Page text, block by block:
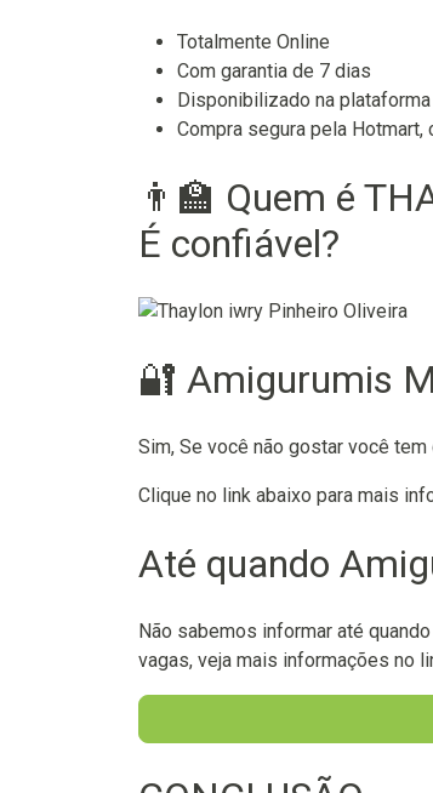
Totalmente Online
Com garantia de 7 dias
Disponibilizado na
Compra segura pela Hotmart,
👨‍🏫 Quem é
É confiável?
🔐 Amigurumis
Sim, Se você não gostar você
Clique no link abaixo para mais
Até quando
Não sabemos informar até
vagas, veja mais informações no